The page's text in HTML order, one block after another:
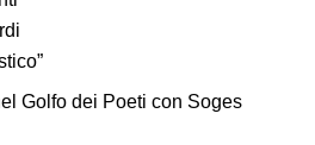
Golfo dei Poeti con Soges